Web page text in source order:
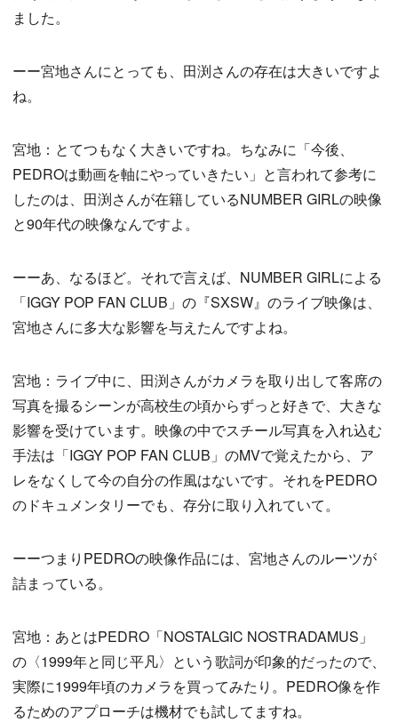
ました。
ーー宮地さんにとっても、田渕さんの存在は大きいですよ
ね。
宮地：とてつもなく大きいですね。ちなみに「今後、
PEDROは動画を軸にやっていきたい」と言われて参考に
したのは、田渕さんが在籍しているNUMBER GIRLの映像
と90年代の映像なんですよ。
ーーあ、なるほど。それで言えば、NUMBER GIRLによる
「IGGY POP FAN CLUB」の『SXSW』のライブ映像は、
宮地さんに多大な影響を与えたんですよね。
宮地：ライブ中に、田渕さんがカメラを取り出して客席の
写真を撮るシーンが高校生の頃からずっと好きで、大きな
影響を受けています。映像の中でスチール写真を入れ込む
手法は「IGGY POP FAN CLUB」のMVで覚えたから、ア
レをなくして今の自分の作風はないです。それをPEDRO
のドキュメンタリーでも、存分に取り入れていて。
ーーつまりPEDROの映像作品には、宮地さんのルーツが
詰まっている。
宮地：あとはPEDRO「NOSTALGIC NOSTRADAMUS」
の〈1999年と同じ平凡〉という歌詞が印象的だったので、
実際に1999年頃のカメラを買ってみたり。PEDRO像を作
るためのアプローチは機材でも試してますね。